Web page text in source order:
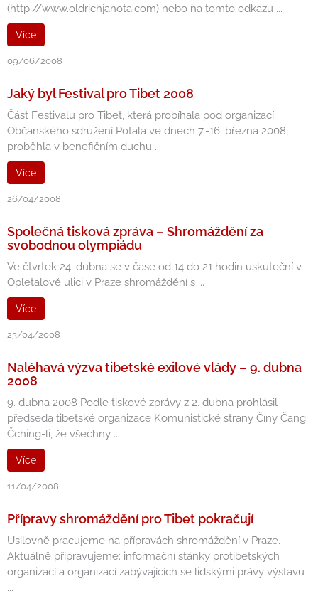
(http://www.oldrichjanota.com) nebo na tomto odkazu ...
Více
09/06/2008
Jaký byl Festival pro Tibet 2008
Část Festivalu pro Tibet, která probíhala pod organizací
Občanského sdružení Potala ve dnech 7.-16. března 2008,
proběhla v benefičním duchu ...
Více
26/04/2008
Společná tisková zpráva – Shromáždění za
svobodnou olympiádu
Ve čtvrtek 24. dubna se v čase od 14 do 21 hodin uskuteční v
Opletalově ulici v Praze shromáždění s ...
Více
23/04/2008
Naléhavá výzva tibetské exilové vlády – 9. dubna
2008
9. dubna 2008 Podle tiskové zprávy z 2. dubna prohlásil
předseda tibetské organizace Komunistické strany Číny Čang
Čching-li, že všechny ...
Více
11/04/2008
Přípravy shromáždění pro Tibet pokračují
Usilovně pracujeme na přípravách shromáždění v Praze.
Aktuálně připravujeme: informační stánky protibetských
organizací a organizací zabývajících se lidskými právy výstavu
...